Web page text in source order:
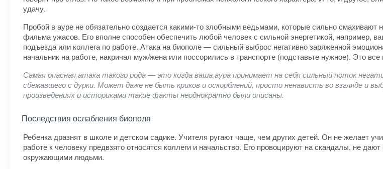
удачу.
Пробой в ауре не обязательно создается какими-то злобными ведьмами, которые сильно смахивают
фильма ужасов. Его вполне способен обеспечить любой человек с сильной энергетикой, например,
подъезда или коллега по работе. Атака на биополе — сильный выброс негативно заряженной
начальник на работе, накричал муж/жена или поссорились в транспорте (подставьте нужное). Это
Самая опасная атака такого рода — это когда ваша аура принимает на себя сильный поток
сбежавшего с дурки. Может даже не быть криков и оскорблений, просто ненависть во взгляде и
произведениях и историками такие факты неоднократно были описаны.
Последствия ослабления биополя
Ребенка дразнят в школе и детском садике. Учителя ругают чаще, чем других детей. Он не желает
работе к человеку предвзято относятся коллеги и начальство. Его провоцируют на скандалы, не
окружающими людьми.